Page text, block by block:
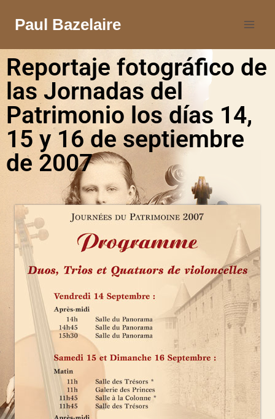
Paul Bazelaire
Reportaje fotográfico de
las Jornadas del
Patrimonio los días 14,
15 y 16 de septiembre
de 2007